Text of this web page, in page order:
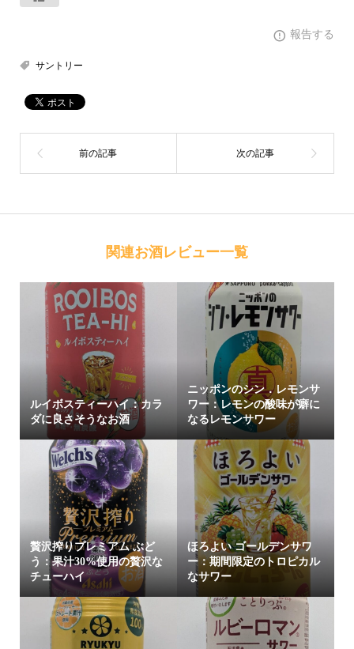
報告する
サントリー
関連お酒レビュー一覧
ルイボスティーハイ：カラ
ダに良さそうなお酒
ニッポンのシン．レモンサ
ワー：レモンの酸味が癖に
なるレモンサワー
贅沢搾りプレミアム ぶど
う：果汁30%使用の贅沢な
チューハイ
ほろよい ゴールデンサワ
ー：期間限定のトロピカル
なサワー